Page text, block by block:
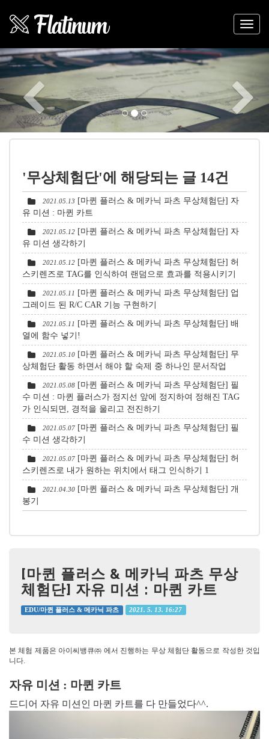
Previous
'무상체험단'에 해당되는 글 14건
2021.05.13 [마퀸 플러스 & 메카닉 파츠 무상체험단] 자
유 미션 : 마퀸 카트
2021.05.12 [마퀸 플러스 & 메카닉 파츠 무상체험단] 자
유 미션 생각하기
2021.05.12 [마퀸 플러스 & 메카닉 파츠 무상체험단] 허
스키렌즈로 TAG를 인식하여 랜덤으로 효과를 적용시키기
2021.05.11
[마퀸 플러스 & 메카닉 파츠 무상체험단] 업
그레이드 된 R/C CAR 기능 구현하기
2021.05.11
[마퀸 플러스 & 메카닉 파츠 무상체험단] 배
열에 함수 넣기!
2021.05.10 [마퀸 플러스 & 메카닉 파츠 무상체험단] 무
상체험단 활동 하면서 해야 할 숙제 중 하나인 문서작업
2021.05.08 [마퀸 플러스 & 메카닉 파츠 무상체험단] 필
수 미션 : 마퀸 플러스가 정지선 앞에 정지하여 정해진 TAG
가 인식되면, 경적을 울리고 전진하기
2021.05.07 [마퀸 플러스 & 메카닉 파츠 무상체험단] 필
수 미션 생각하기
2021.05.07 [마퀸 플러스 & 메카닉 파츠 무상체험단] 허
스키렌즈로 내가 원하는 위치에서 태그 인식하기
1
2021.04.30 [마퀸 플러스 & 메카닉 파츠 무상체험단] 개
봉기
[마퀸 플러스 & 메카닉 파츠 무상
체험단] 자유 미션 : 마퀸 카트
EDU/마퀸 플러스 & 메카닉 파츠 2021. 5. 13. 16:27
본 체험 제품은 아이씨뱅큐㈜ 에서 진행하는 무상 체험단 활동으로 작성한 것입
니다.
자유 미션 : 마퀸 카트
드디어 자유 미션인 마퀸 카트를 다 만들었다^^.